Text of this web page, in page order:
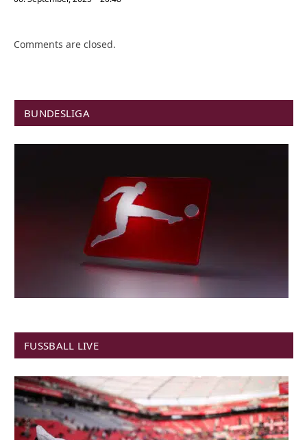
Comments are closed.
BUNDESLIGA
FUSSBALL LIVE